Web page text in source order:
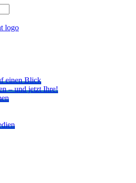
einen Blick
– und jetzt Ihre!